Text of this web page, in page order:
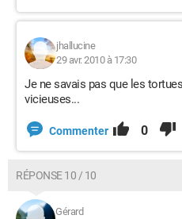
jhallucine
29 avr. 2010 à 17:30
Je ne savais pas que les
vicieuses...
Commenter 0
RÉPONSE 10 / 10
Gérard